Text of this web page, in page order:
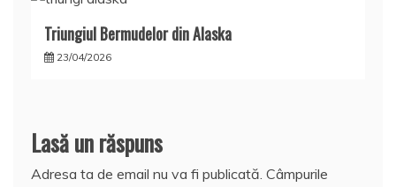
Triungiul Bermudelor din Alaska
23/04/2026
Lasă un răspuns
Adresa ta de email nu va fi publicată. Câmpurile